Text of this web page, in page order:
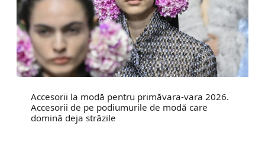
Accesorii la modă pentru primăvara-vara 2026.
Accesorii de pe podiumurile de modă care
domină deja străzile